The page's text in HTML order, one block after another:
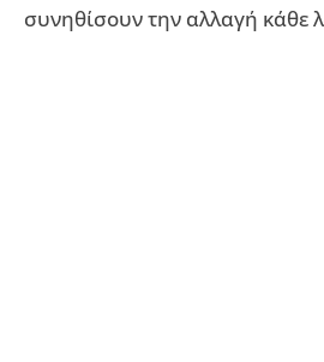
συνηθίσουν την αλλαγή κάθε